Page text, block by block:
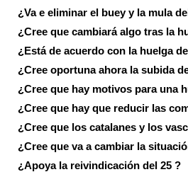
¿Va e eliminar el buey y la mula
¿Cree que cambiará algo tras la
¿Está de acuerdo con la huelga
¿Cree oportuna ahora la subida
¿Cree que hay motivos para una
¿Cree que hay que reducir las
¿Cree que los catalanes y los
¿Cree que va a cambiar la
¿Apoya la reivindicación del 25 ?